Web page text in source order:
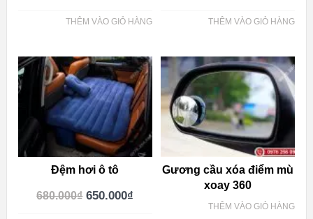
THÊM VÀO GIỎ HÀNG THÊM VÀO GIỎ HÀNG
Đệm hơi ô tô
680.000₫ 650.000₫
Gương cầu xóa điểm mù
xoay 360
THÊM VÀO GIỎ HÀNG